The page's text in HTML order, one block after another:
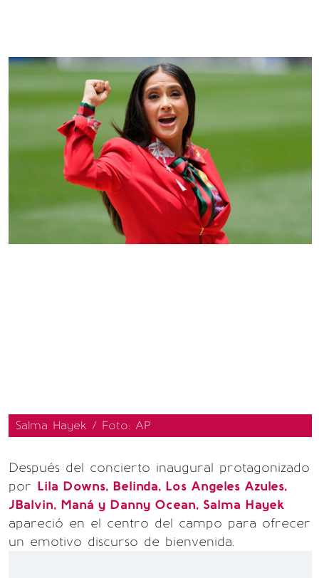
Salma Hayek / Foto: AP
Después del concierto inaugural protagonizado
por Lila Downs, Belinda, Los Angeles Azules,
JBalvin, Maná y Danny Ocean, Salma Hayek
apareció en el centro del campo para ofrecer
un emotivo discurso de bienvenida.